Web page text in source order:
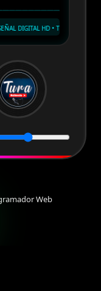
HD • TURA MULTIMEDIA •
Web